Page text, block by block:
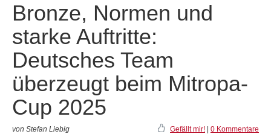
Bronze, Normen und
starke Auftritte:
Deutsches Team
überzeugt beim Mitropa-
Cup 2025
von Stefan Liebig Gefällt mir! 0 Kommentare